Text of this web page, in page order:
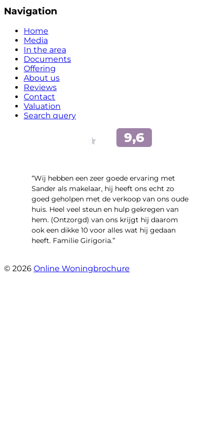
Navigation
Home
Media
In the area
Documents
Offering
About us
Reviews
Contact
Valuation
Search query
“Wij hebben een zeer goede ervaring met
Sander als makelaar, hij heeft ons echt zo
goed geholpen met de verkoop van ons oude
huis. Heel veel steun en hulp gekregen van
hem. (Ontzorgd) van ons krijgt hij daarom
ook een dikke 10 voor alles wat hij gedaan
heeft. Familie Girigoria.”
© 2026 Online Woningbrochure